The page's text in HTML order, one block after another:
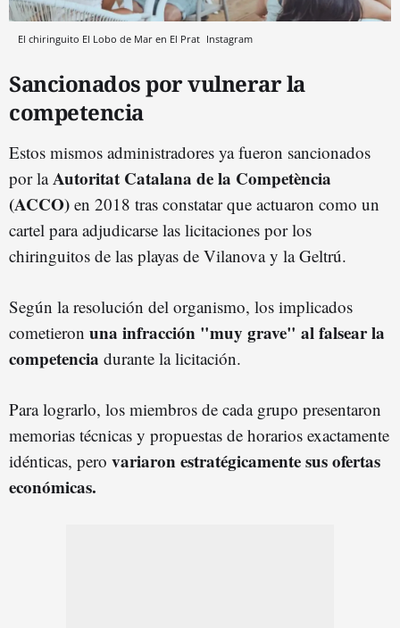
El chiringuito El Lobo de Mar en El Prat Instagram
Sancionados por vulnerar la
competencia
Estos mismos administradores ya fueron sancionados
por laAutoritat Catalana de la Competència
(ACCO) en 2018 tras constatar que actuaron como un
cartel para adjudicarse las licitaciones por los
chiringuitos de las playas de Vilanova y la Geltrú.
Según la resolución del organismo, los implicados
cometieron una infracción "muy grave" al falsear la
competencia durante la licitación.
Para lograrlo, los miembros de cada grupo presentaron
memorias técnicas y propuestas de horarios exactamente
idénticas, pero variaron estratégicamente sus ofertas
económicas.